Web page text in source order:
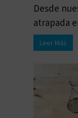
Desde
atrapada
Leer Más